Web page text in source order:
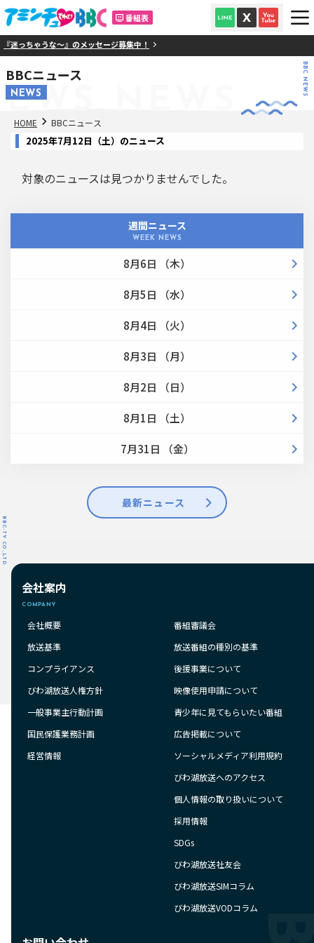
番組表
迷っちゃうな～』のメッセージ募集中！
BBCニュース
NEWS BBC NEWS
HOME BBCニュース
2025年7月12日（土）のニュース
対象のニュースは見つかりませんでした。
週間ニュース
WEEK NEWS
8月6日 （木）
8月5日 （水）
8月4日 （火）
8月3日 （月）
8月2日 （日）
8月1日 （土）
7月31日 （金）
最新ニュース
BBC-TV CO.,LTD
会社案内
COMPANY
会社概要
放送基準
コンプライアンス
びわ湖放送人権方針
一般事業主行動計画
国民保護業務計画
経営情報
番組審議会
放送番組の種別の基準
後援事業について
映像使用申請について
青少年に見てもらいたい番組
広告掲載について
ソーシャルメディア利用規約
びわ湖放送へのアクセス
個人情報の取り扱いについて
採用情報
SDGs
びわ湖放送社友会
びわ湖放送SIMコラム
びわ湖放送VODコラム